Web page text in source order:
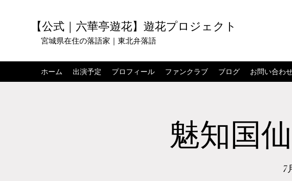
【公式｜六華亭遊花】遊花プロジェクト
宮城県在住の落語家｜東北弁落語
ホーム 出演予定 プロフィール ファンクラブ ブログ お問い合わ
魅知国
7